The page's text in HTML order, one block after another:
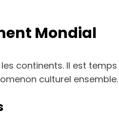
Mondial
continents. Il est temps
culturel ensemble.